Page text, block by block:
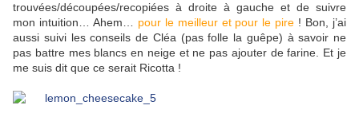
trouvées/découpées/recopiées à droite à gauche et de suivre
mon intuition… Ahem… pour le meilleur et pour le pire ! Bon, j’ai
aussi suivi les conseils de Cléa (pas folle la guêpe) à savoir ne
pas battre mes blancs en neige et ne pas ajouter de farine. Et je
me suis dit que ce serait Ricotta !